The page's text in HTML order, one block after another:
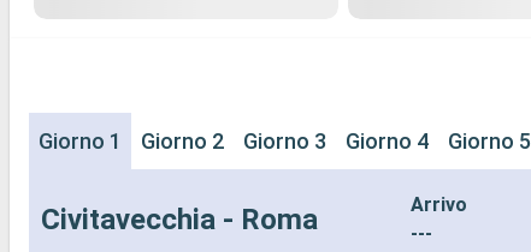
Giorno 1 Giorno 2 Giorno 3 Giorno 4 Giorno 5
Civitavecchia - Roma
Arrivo
---